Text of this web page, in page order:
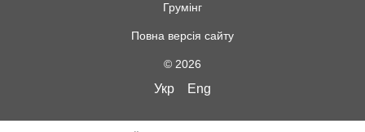
Грумінг
Повна версія сайту
© 2026
Укр Eng